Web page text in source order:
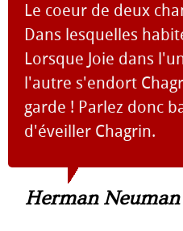
Le coeur de deux
Dans lesquelles
Lorsque Joie dans
l'autre s'endort
garde ! Parlez donc
d'éveiller Chagrin.
Herman Neuman